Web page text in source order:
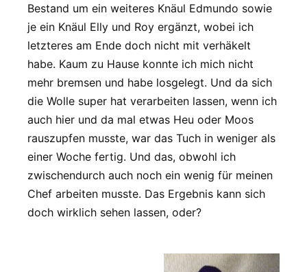
Bestand um ein weiteres Knäul Edmundo sowie
je ein Knäul Elly und Roy ergänzt, wobei ich
letzteres am Ende doch nicht mit verhäkelt
habe. Kaum zu Hause konnte ich mich nicht
mehr bremsen und habe losgelegt. Und da sich
die Wolle super hat verarbeiten lassen, wenn ich
auch hier und da mal etwas Heu oder Moos
rauszupfen musste, war das Tuch in weniger als
einer Woche fertig. Und das, obwohl ich
zwischendurch auch noch ein wenig für meinen
Chef arbeiten musste. Das Ergebnis kann sich
doch wirklich sehen lassen, oder?